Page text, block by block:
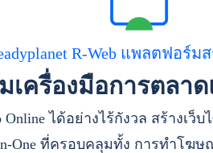
R-Web แพลตฟอร์ม
เครื่องมือการตลา
ได้อย่างไร้กังวล สร้างเว็
One ที่ครอบคลุมทั้ง การทำโฆ